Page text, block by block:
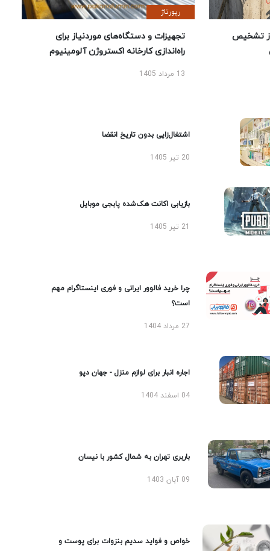
تشخیص
رپورتاژ
تجهیزات و دستگاه‌های موردنیاز برای
راه‌اندازی کارخانه اکستروژن آلومینیوم
13 مرداد 1405
اشتغال‌زایی بدون تاریخ انقضا
20 تیر 1405
بازیابی اکانت هک‌شده پابجی موبایل
چرا خرید فالوور ایرانی و فوری اینستاگرام مهم
است؟
27 مرداد 1404
اجاره انبار برای لوازم منزل - جهان دپو
04 اسفند 1404
باربری تهران به شمال کشور با نیسان
09 آبان 1403
خواص و فواید سدیم بنزوات برای پوست و